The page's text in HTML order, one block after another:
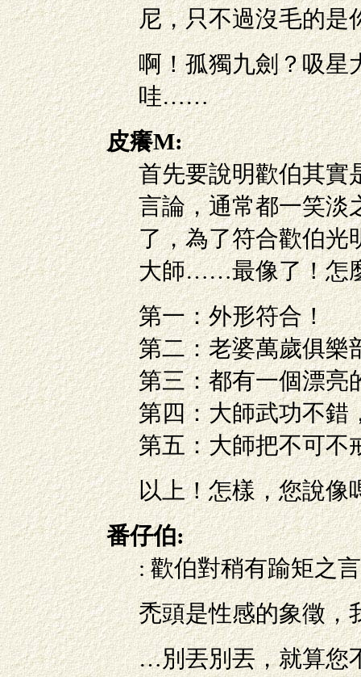
尼，只不過沒毛的是
啊！孤獨九劍？吸星
哇……
皮癢M:
首先要說明歡伯其實
言論，通常都一笑淡
了，為了符合歡伯
大師……最像了！怎
第一：外形符合！
第二：老婆萬歲俱樂
第三：都有一個漂亮
第四：大師武功不錯
第五：大師把不可不
以上！怎樣，您說像
番仔伯:
: 歡伯對稍有踰矩之
禿頭是性感的象徵
…別丟別丟，就算您